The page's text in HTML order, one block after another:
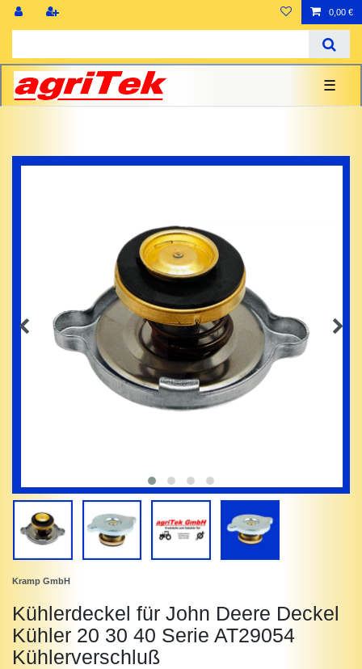
0,00 €
☰
Kramp GmbH
Kühlerdeckel für John Deere Deckel
Kühler 20 30 40 Serie AT29054
Kühlerverschluß